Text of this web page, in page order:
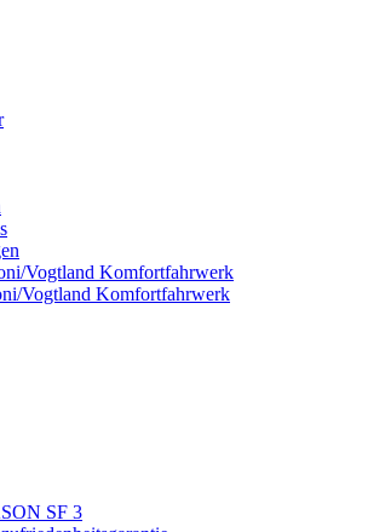
Vogtland Komfortfahrwerk
Vogtland Komfortfahrwerk
SF 3